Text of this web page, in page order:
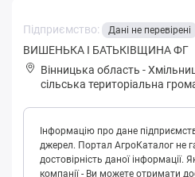
Підприємство: Дані не перевірені
ВИШЕНЬКА І БАТЬКІВЩИНА ФГ
Вінницька область -
сільська територіальна
Інформацію про дане
джерел. Портал АгроКаталог не
достовірність даної інформації.
компанії - Ви можете отримати